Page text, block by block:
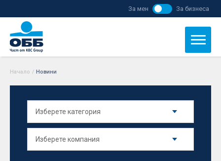
За мен За бизнеса
Начало / Новини